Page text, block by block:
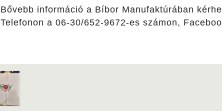
Bővebb információ a Bíbor Manufaktúrában
Telefonon a 06-30/652-9672-es számon,